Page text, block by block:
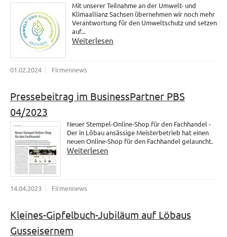
Mit unserer Teilnahme an der Umwelt- und
Klimaallianz Sachsen übernehmen wir noch mehr
Verantwortung für den Umweltschutz und setzen
auf...
Weiterlesen
01.02.2024 Firmennews
Pressebeitrag im BusinessPartner PBS
04/2023
Neuer Stempel-Online-Shop für den Fachhandel -
Der in Löbau ansässige Meisterbetrieb hat einen
neuen Online-Shop für den Fachhandel gelauncht.
Weiterlesen
14.04.2023 Firmennews
Kleines-Gipfelbuch-Jubiläum auf Löbaus
Gusseisernem